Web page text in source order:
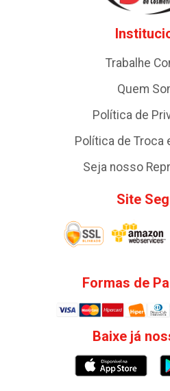
Trabalhe
Quem
Política de
Política de Troca
Seja nosso
Site
Formas de
Baixe já